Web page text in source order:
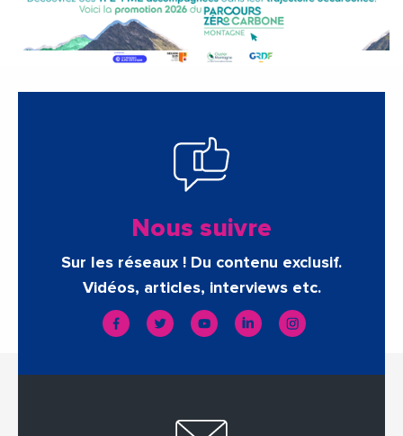
Nous suivre
Sur les réseaux ! Du contenu exclusif.
Vidéos, articles, interviews etc.